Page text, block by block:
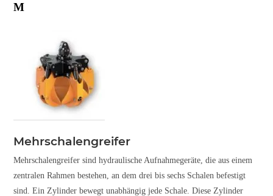
M
Mehrschalengreifer
Mehrschalengreifer sind hydraulische Aufnahmegeräte, die aus einem
zentralen Rahmen bestehen, an dem drei bis sechs Schalen befestigt
sind. Ein Zylinder bewegt unabhängig jede Schale. Diese Zylinder